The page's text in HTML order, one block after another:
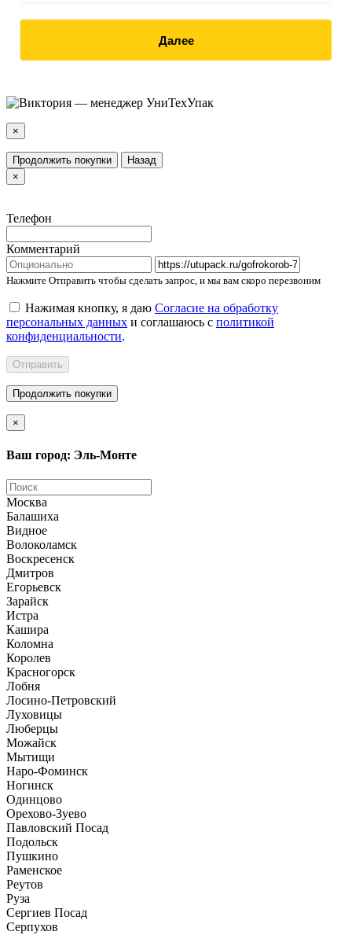
Далее
×
Продолжить покупки
Назад
×
Телефон
Комментарий
Нажмите Отправить чтобы сделать запрос, и мы вам скоро перезвоним
Нажимая кнопку, я даю Согласие на обработку
персональных данных и соглашаюсь с политикой
конфиденциальности.
Отправить
Продолжить покупки
×
Ваш город: Эль-Монте
Москва
Балашиха
Видное
Волоколамск
Воскресенск
Дмитров
Егорьевск
Зарайск
Истра
Кашира
Коломна
Королев
Красногорск
Лобня
Лосино-Петровский
Луховицы
Люберцы
Можайск
Мытищи
Наро-Фоминск
Ногинск
Одинцово
Орехово-Зуево
Павловский Посад
Подольск
Пушкино
Раменское
Реутов
Руза
Сергиев Посад
Серпухов